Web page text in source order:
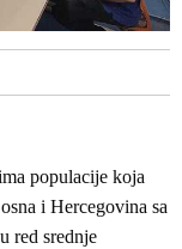
populacije koja
i Hercegovina sa
red srednje